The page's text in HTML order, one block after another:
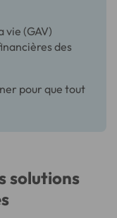
vie (GAV)
des
pour que tout
solutions